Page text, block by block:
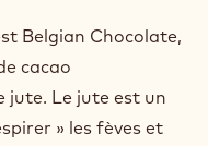
Belgian Chocolate,
cacao
jute. Le jute est un
» les fèves et